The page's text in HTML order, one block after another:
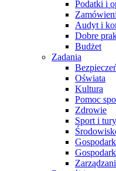
Podatki i
Audyt i
Dobre
Budżet
Zadania
Oświata
Kultura
Pomoc
Zdrowie
Sport i